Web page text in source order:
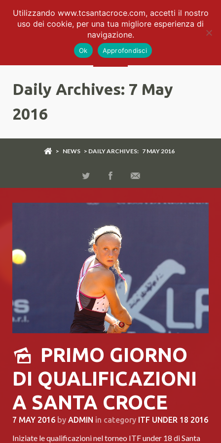
Daily Archives: 7 May
2016
> NEWS > DAILY ARCHIVES: 7 MAY 2016
PRIMO GIORNO
DI QUALIFICAZIONI
A SANTA CROCE
7 MAY 2016 by ADMIN in category ITF UNDER 18 2016
Iniziate le qualificazioni nel torneo ITF under 18 di Santa
Utilizzando www.tcsantacroce.com, accetti il nostro
uso dei cookie, per una tua migliore esperienza di
navigazione.
Ok Approfondisci